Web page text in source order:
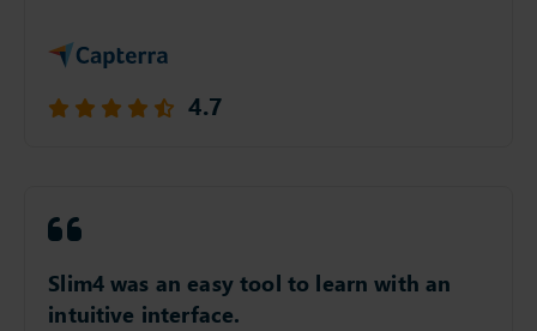
4.7
Slim4 was an easy tool to learn with an
intuitive interface.